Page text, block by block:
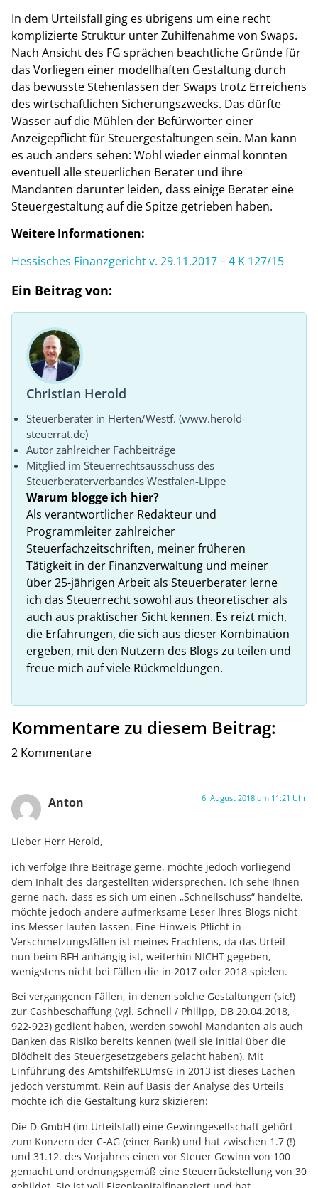
In dem Urteilsfall ging es übrigens um eine recht
komplizierte Struktur unter Zuhilfenahme von Swaps.
Nach Ansicht des FG sprächen beachtliche Gründe für
das Vorliegen einer modellhaften Gestaltung durch
das bewusste Stehenlassen der Swaps trotz Erreichens
des wirtschaftlichen Sicherungszwecks. Das dürfte
Wasser auf die Mühlen der Befürworter einer
Anzeigepflicht für Steuergestaltungen sein. Man kann
es auch anders sehen: Wohl wieder einmal könnten
eventuell alle steuerlichen Berater und ihre
Mandanten darunter leiden, dass einige Berater eine
Steuergestaltung auf die Spitze getrieben haben.
Weitere Informationen:
Hessisches Finanzgericht v. 29.11.2017 – 4 K 127/15
Ein Beitrag von:
Christian Herold
Steuerberater in Herten/Westf. (www.herold-
steuerrat.de)
Autor zahlreicher Fachbeiträge
Mitglied im Steuerrechtsausschuss des
Steuerberaterverbandes Westfalen-Lippe
Warum blogge ich hier?
Als verantwortlicher Redakteur und
Programmleiter zahlreicher
Steuerfachzeitschriften, meiner früheren
Tätigkeit in der Finanzverwaltung und meiner
über 25-jährigen Arbeit als Steuerberater lerne
ich das Steuerrecht sowohl aus theoretischer als
auch aus praktischer Sicht kennen. Es reizt mich,
die Erfahrungen, die sich aus dieser Kombination
ergeben, mit den Nutzern des Blogs zu teilen und
freue mich auf viele Rückmeldungen.
Kommentare zu diesem Beitrag:
2 Kommentare
Anton 6. August 2018 um 11:21 Uhr
Lieber Herr Herold,
ich verfolge Ihre Beiträge gerne, möchte jedoch vorliegend
dem Inhalt des dargestellten widersprechen. Ich sehe Ihnen
gerne nach, dass es sich um einen „Schnellschuss“ handelte,
möchte jedoch andere aufmerksame Leser Ihres Blogs nicht
ins Messer laufen lassen. Eine Hinweis-Pflicht in
Verschmelzungsfällen ist meines Erachtens, da das Urteil
nun beim BFH anhängig ist, weiterhin NICHT gegeben,
wenigstens nicht bei Fällen die in 2017 oder 2018 spielen.
Bei vergangenen Fällen, in denen solche Gestaltungen (sic!)
zur Cashbeschaffung (vgl. Schnell / Philipp, DB 20.04.2018,
922-923) gedient haben, werden sowohl Mandanten als auch
Banken das Risiko bereits kennen (weil sie initial über die
Blödheit des Steuergesetzgebers gelacht haben). Mit
Einführung des AmtshilfeRLUmsG in 2013 ist dieses Lachen
jedoch verstummt. Rein auf Basis der Analyse des Urteils
möchte ich die Gestaltung kurz skizieren:
Die D-GmbH (im Urteilsfall) eine Gewinngesellschaft gehört
zum Konzern der C-AG (einer Bank) und hat zwischen 1.7 (!)
und 31.12. des Vorjahres einen vor Steuer Gewinn von 100
gemacht und ordnungsgemäß eine Steuerrückstellung von 30